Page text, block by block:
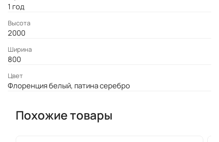
1 год
Высота
2000
Ширина
800
Цвет
Флоренция белый, патина серебро
Похожие товары